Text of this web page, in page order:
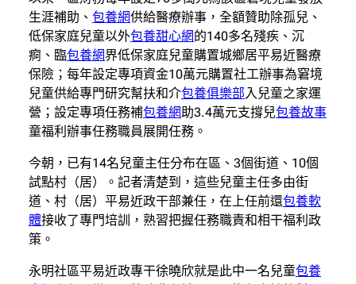
生涯補助、 包養網供給醫療辦事，全額贊助除孤兒、
低保家庭兒童以外包養甜心網的140多名殘疾、沉
痾、臨包養網界低保家庭兒童購置城鄉居平易近醫療
保險；每年設定專項資金10萬元購置社工辦事為窘境
兒童供給專門研究幫扶和介包養俱樂部 入兒童之家運
營；設定專項任務補包養網助3.4萬元支撐兒包養故事
童福利辦事任務職員展開任務。
今朝，已有14名兒童主任分布在區、3個街道、10個
試點村（居）。記者清楚到，這些兒童主任多由街
道、村（居）平易近政干部兼任，在上任前還包養軟
體接收了專門培訓，熟習把握任務職責和相干福利政
策。
永明社區平易近政專干徐曉欣就是此中一名兒童包養